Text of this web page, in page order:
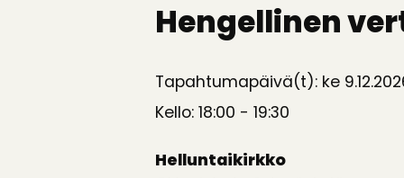
Hengellinen
Tapahtumapäivä(t): ke
Kello: 18:00 - 19:30
Helluntaikirkko